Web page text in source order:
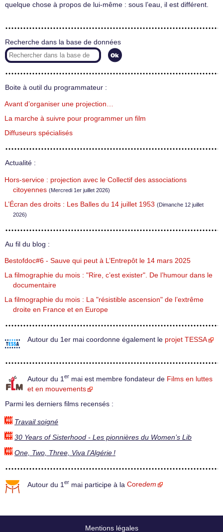
quelque chose à propos de lui-même : sous l’eau, il est différent.
Recherche dans la base de données
Boite à outil du programmateur :
Avant d’organiser une projection…
La marche à suivre pour programmer un film
Diffuseurs spécialisés
Actualité :
Hors-service : projection avec le Collectif des associations
citoyennes (Mercredi 1er juillet 2026)
L’Écran des droits : Les Balles du 14 juillet 1953 (Dimanche 12 juillet
2026)
Au fil du blog :
Bestofdoc#6 - Sauve qui peut à L’Entrepôt le 14 mars 2025
La filmographie du mois : "Rire, c’est exister". De l’humour dans le
documentaire
La filmographie du mois : La "résistible ascension" de l’extrême
droite en France et en Europe
Autour du 1er mai coordonne également le projet TESSA
Autour du 1 er mai est membre fondateur de Films en luttes
et en mouvements
Parmi les derniers films recensés :
Travail soigné
30 Years of Sisterhood - Les pionnières du Women’s Lib
One, Two, Three, Viva l’Algérie !
Autour du 1 er mai participe à la Coredem
Mentions légales